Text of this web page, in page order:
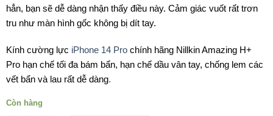
hẳn, bạn sẽ dễ dàng nhận thấy điều này. Cảm giác vuốt rất trơn
tru như màn hình gốc không bị dít tay.
Kính cường lực iPhone 14 Pro chính hãng Nillkin Amazing H+
Pro hạn chế tối đa bám bẩn, hạn chế dầu vân tay, chống lem các
vết bẩn và lau rất dễ dàng.
Còn hàng